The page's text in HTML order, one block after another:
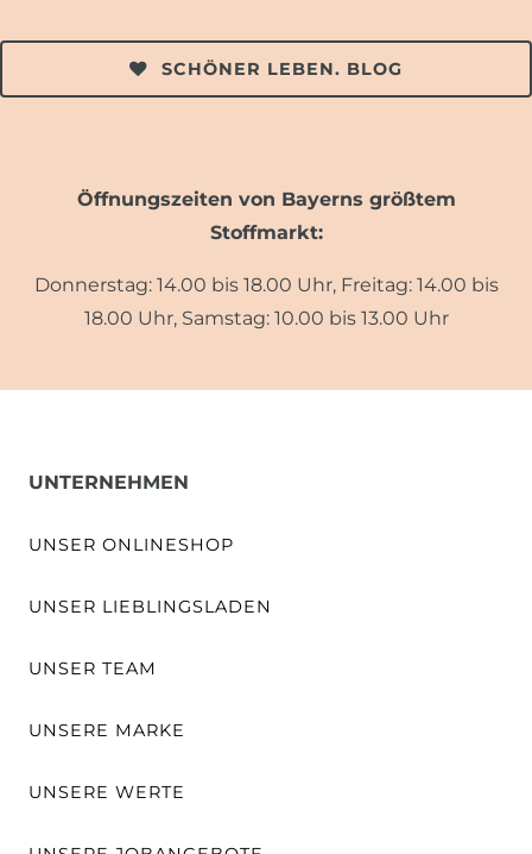
SCHÖNER LEBEN. BLOG
Öffnungszeiten von Bayerns größtem
Stoffmarkt:
Donnerstag: 14.00 bis 18.00 Uhr, Freitag: 14.00 bis
18.00 Uhr, Samstag: 10.00 bis 13.00 Uhr
UNTERNEHMEN
UNSER ONLINESHOP
UNSER LIEBLINGSLADEN
UNSER TEAM
UNSERE MARKE
UNSERE WERTE